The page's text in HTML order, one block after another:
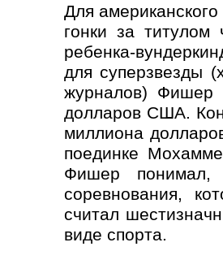
Для
гонки за
ребенка-
для суперзвезды
журналов) Фишер
долларов США.
миллиона
поединке
Фишер понимал,
соревнования,
считал
виде спорта.